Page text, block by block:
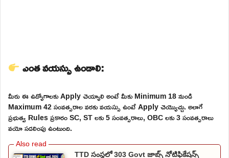
ఎంత వయస్సు ఉండాలి:
మీరు ఈ ఉద్యోగాలకు Apply చెయ్యాలి అంటే మీకు Minimum 18 నుండి
Maximum 42 సంవత్సరాల వరకు వయస్సు ఉంటే Apply చెయ్యొచ్చు. అలాగే
ప్రభుత్వ Rules ప్రకారం SC, ST లకు 5 సంవత్సరాలు, OBC లకు 3 సంవత్సరాలు
వయో సడలింపు ఉంటుంది.
TTD సంస్థలో 303 Govt జాబ్స్ నోటిఫికేషన్స్